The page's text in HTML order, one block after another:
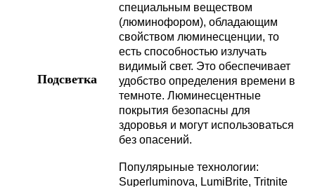
Подсветка
специальным веществом
(люминофором), обладающим
свойством люминесценции, то
есть способностью излучать
видимый свет. Это обеспечивает
удобство определения времени в
темноте. Люминесцентные
покрытия безопасны для
здоровья и могут использоваться
без опасений.
Популярыные технологии:
Superluminova, LumiBrite, Tritnite